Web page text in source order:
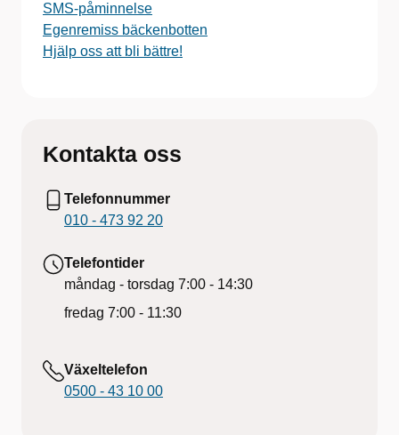
SMS-påminnelse
Egenremiss bäckenbotten
Hjälp oss att bli bättre!
Kontakta oss
Telefonnummer
010 - 473 92 20
Telefontider
måndag - torsdag 7:00 - 14:30
fredag 7:00 - 11:30
Växeltelefon
0500 - 43 10 00